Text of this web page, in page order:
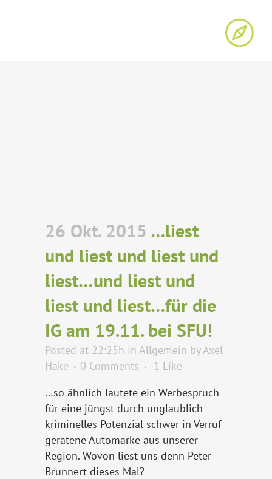
26 Okt. 2015 …liest
und liest und liest und
liest…und liest und
liest und liest…für die
IG am 19.11. bei SFU!
Posted at 22:25h in Allgemein byAxel
Hake
0 Comments 1 Like
…so ähnlich lautete ein Werbespruch
für eine jüngst durch unglaublich
kriminelles Potenzial schwer in Verruf
geratene Automarke aus unserer
Region. Wovon liest uns denn Peter
Brunnert dieses Mal?